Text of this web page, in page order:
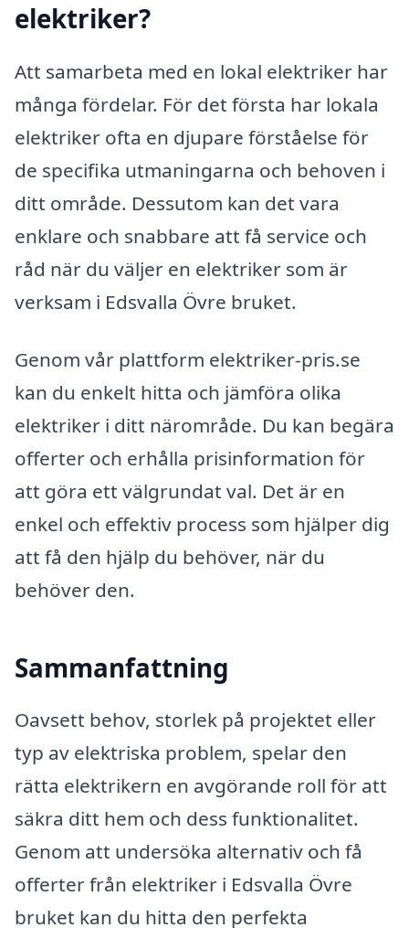
elektriker?
Att samarbeta med en lokal elektriker har
många fördelar. För det första har lokala
elektriker ofta en djupare förståelse för
de specifika utmaningarna och behoven i
ditt område. Dessutom kan det vara
enklare och snabbare att få service och
råd när du väljer en elektriker som är
verksam i Edsvalla Övre bruket.
Genom vår plattform elektriker-pris.se
kan du enkelt hitta och jämföra olika
elektriker i ditt närområde. Du kan begära
offerter och erhålla prisinformation för
att göra ett välgrundat val. Det är en
enkel och effektiv process som hjälper dig
att få den hjälp du behöver, när du
behöver den.
Sammanfattning
Oavsett behov, storlek på projektet eller
typ av elektriska problem, spelar den
rätta elektrikern en avgörande roll för att
säkra ditt hem och dess funktionalitet.
Genom att undersöka alternativ och få
offerter från elektriker i Edsvalla Övre
bruket kan du hitta den perfekta